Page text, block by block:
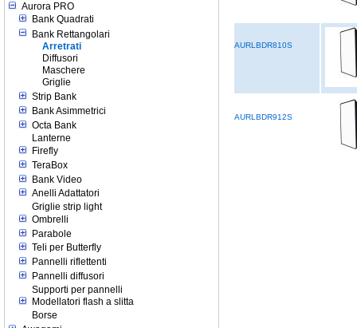
Aurora PRO
Bank Quadrati
Bank Rettangolari
Arretrati
Diffusori
Maschere
Griglie
Strip Bank
Bank Asimmetrici
Octa Bank
Lanterne
Firefly
TeraBox
Bank Video
Anelli Adattatori
Griglie strip light
Ombrelli
Parabole
Teli per Butterfly
Pannelli riflettenti
Pannelli diffusori
Supporti per pannelli
Modellatori flash a slitta
Borse
AURLBDR810S
AURLBDR912S